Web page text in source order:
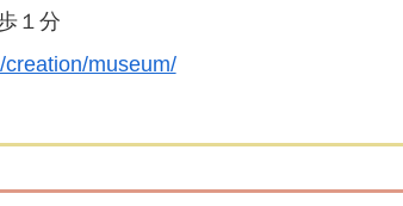
１分
museum/